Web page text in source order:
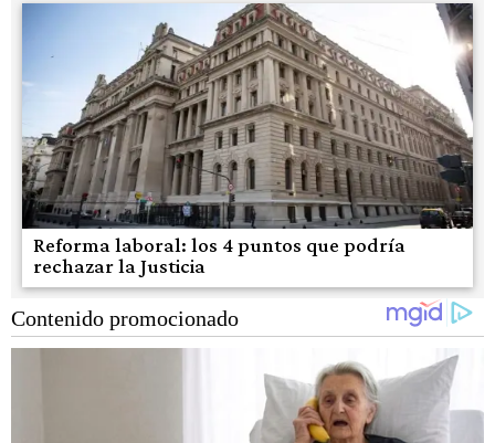
Reforma laboral: los 4 puntos que podría
rechazar la Justicia